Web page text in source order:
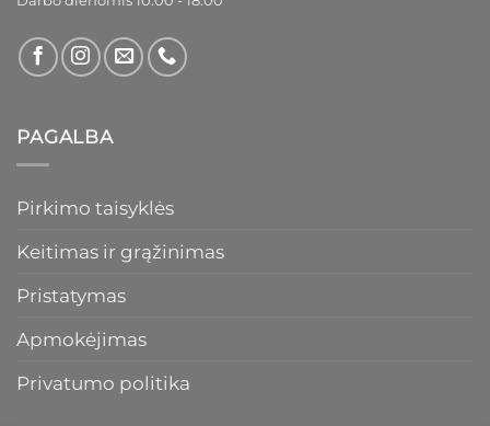
PAGALBA
Pirkimo taisyklės
Keitimas ir grąžinimas
Pristatymas
Apmokėjimas
Privatumo politika